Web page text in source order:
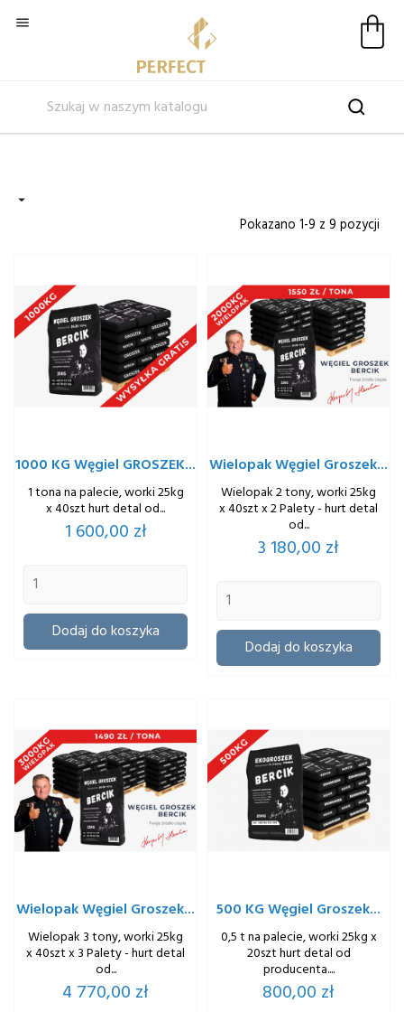


Pokazano 1-9 z 9 pozycji
1000 KG Węgiel GROSZEK...
1 tona na palecie, worki 25kg
x 40szt hurt detal od...
Cena
1 600,00 zł
Dodaj do koszyka
Wielopak Węgiel Groszek...
Wielopak 2 tony, worki 25kg
x 40szt x 2 Palety - hurt detal
od...
Cena
3 180,00 zł
Dodaj do koszyka
Wielopak Węgiel Groszek...
Wielopak 3 tony, worki 25kg
x 40szt x 3 Palety - hurt detal
od...
Cena
4 770,00 zł
500 KG Węgiel Groszek...
0,5 t na palecie, worki 25kg x
20szt hurt detal od
producenta....
Cena
800,00 zł